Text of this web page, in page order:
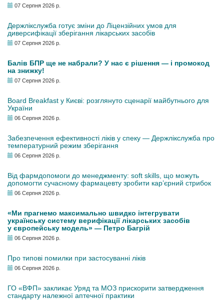
07 Серпня 2026 р.
Держлікслужба готує зміни до Ліцензійних умов для
диверсифікації зберігання лікарських засобів
07 Серпня 2026 р.
Балів БПР ще не набрали? У нас є рішення — і промокод
на знижку!
07 Серпня 2026 р.
Board Breakfast у Києві: розглянуто сценарії майбутнього для
України
06 Серпня 2026 р.
Забезпечення ефективності ліків у спеку — Держлікслужба про
температурний режим зберігання
06 Серпня 2026 р.
Від фармдопомоги до менеджменту: soft skills, що можуть
допомогти сучасному фармацевту зробити кар’єрний стрибок
06 Серпня 2026 р.
«Ми прагнемо максимально швидко інтегрувати
українську систему верифікації лікарських засобів
у європейську модель» — Петро Багрій
06 Серпня 2026 р.
Про типові помилки при застосуванні ліків
06 Серпня 2026 р.
ГО «ВФП» закликає Уряд та МОЗ прискорити затвердження
стандарту належної аптечної практики